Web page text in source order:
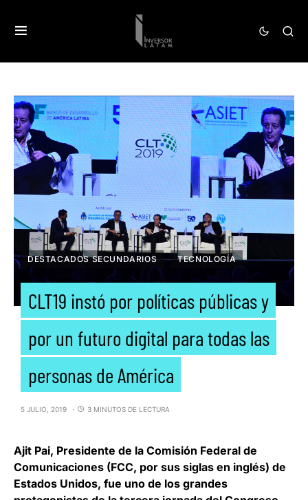
DESTACADOS SECUNDARIOS TECNOLOGÍA
CLT19 instó por políticas públicas y
por un futuro digital para todas las
personas de América
5 JULIO, 2019 3 MINUTOS DE LECTURA
Ajit Pai, Presidente de la Comisión Federal de
Comunicaciones (FCC, por sus siglas en inglés) de
Estados Unidos, fue uno de los grandes